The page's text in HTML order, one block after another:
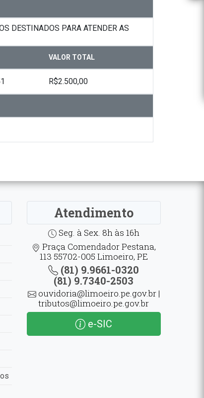
DESTINADOS PARA ATENDER AS
VALOR TOTAL
R$2.500,00
Atendimento
Seg. à Sex. 8h às 16h
Praça Comendador Pestana,
113 55702-005 Limoeiro, PE
(81) 9.9661-0320
(81) 9.7340-2503
ouvidoria@limoeiro.pe.gov.br |
tributos@limoeiro.pe.gov.br
e-SIC